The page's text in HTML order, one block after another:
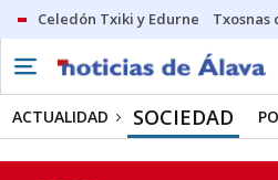
Celedón Txiki y Edurne Txosnas
ACTUALIDAD SOCIEDAD